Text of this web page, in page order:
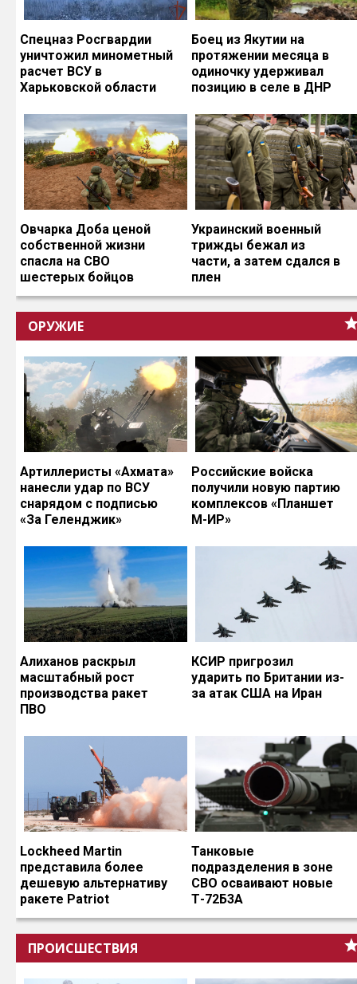
Спецназ Росгвардии
уничтожил минометный
расчет ВСУ в
Харьковской области
Боец из Якутии на
протяжении месяца в
одиночку удерживал
позицию в селе в ДНР
Овчарка Доба ценой
собственной жизни
спасла на СВО
шестерых бойцов
Украинский военный
трижды бежал из
части, а затем сдался в
плен
ОРУЖИЕ
Артиллеристы «Ахмата»
нанесли удар по ВСУ
снарядом с подписью
«За Геленджик»
Российские войска
получили новую партию
комплексов «Планшет
М-ИР»
Алиханов раскрыл
масштабный рост
производства ракет
ПВО
КСИР пригрозил
ударить по Британии из-
за атак США на Иран
Lockheed Martin
представила более
дешевую альтернативу
ракете Patriot
Танковые
подразделения в зоне
СВО осваивают новые
Т-72Б3А
ПРОИСШЕСТВИЯ